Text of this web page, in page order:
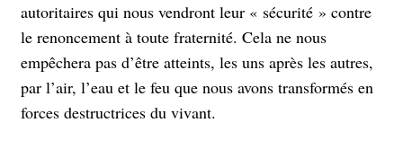
autoritaires qui nous vendront leur « sécurité » contre
le renoncement à toute fraternité. Cela ne nous
empêchera pas d’être atteints, les uns après les autres,
par l’air, l’eau et le feu que nous avons transformés en
forces destructrices du vivant.